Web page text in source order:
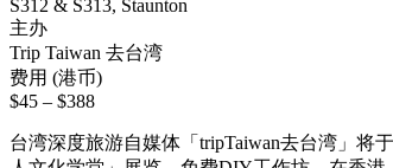
S312 & S313, Staunton
主办
Trip Taiwan 去台湾
费用 (港币)
$45 – $388
台湾深度旅游自媒体「tripTaiwan去台湾」将